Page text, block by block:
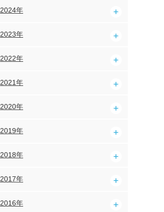
2024年
2023年
2022年
2021年
2020年
2019年
2018年
2017年
2016年